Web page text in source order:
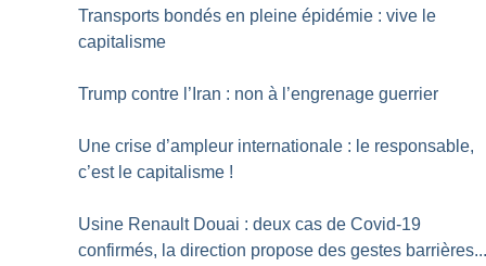
Transports bondés en pleine épidémie : vive le
capitalisme
Trump contre l’Iran : non à l’engrenage guerrier
Une crise d’ampleur internationale : le responsable,
c’est le capitalisme !
Usine Renault Douai : deux cas de Covid-19
confirmés, la direction propose des gestes